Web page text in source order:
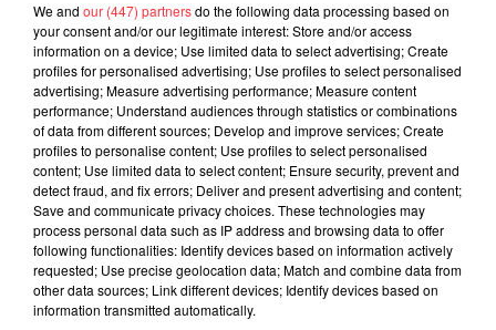
We and our (447) partnersdo the following data processing based on
your consent and/or our legitimate interest: Store and/or access
information on a device; Use limited data to select advertising; Create
profiles for personalised advertising; Use profiles to select personalised
advertising; Measure advertising performance; Measure content
performance; Understand audiences through statistics or combinations
of data from different sources; Develop and improve services; Create
profiles to personalise content; Use profiles to select personalised
content; Use limited data to select content; Ensure security, prevent and
detect fraud, and fix errors; Deliver and present advertising and content;
Save and communicate privacy choices. These technologies may
process personal data such as IP address and browsing data to offer
following functionalities: Identify devices based on information actively
requested; Use precise geolocation data; Match and combine data from
other data sources; Link different devices; Identify devices based on
information transmitted automatically.